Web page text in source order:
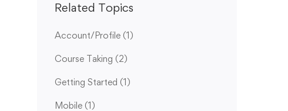
Related Topics
Account/Profile (1)
Course Taking (2)
Getting Started (1)
Mobile (1)